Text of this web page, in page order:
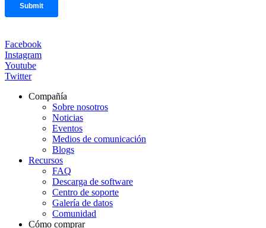
Facebook
Instagram
Youtube
Twitter
Compañía
Sobre nosotros
Noticias
Eventos
Medios de comunicación
Blogs
Recursos
FAQ
Descarga de software
Centro de soporte
Galería de datos
Comunidad
Cómo comprar